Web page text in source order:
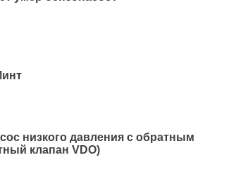
низкого давления с обратным
клапан VDO)